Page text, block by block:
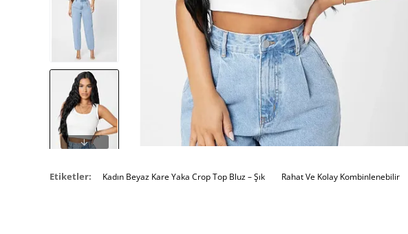
Etiketler:
Kadın Beyaz Kare Yaka Crop Top Bluz – Şık Rahat Ve Kolay Kombinlenebilir